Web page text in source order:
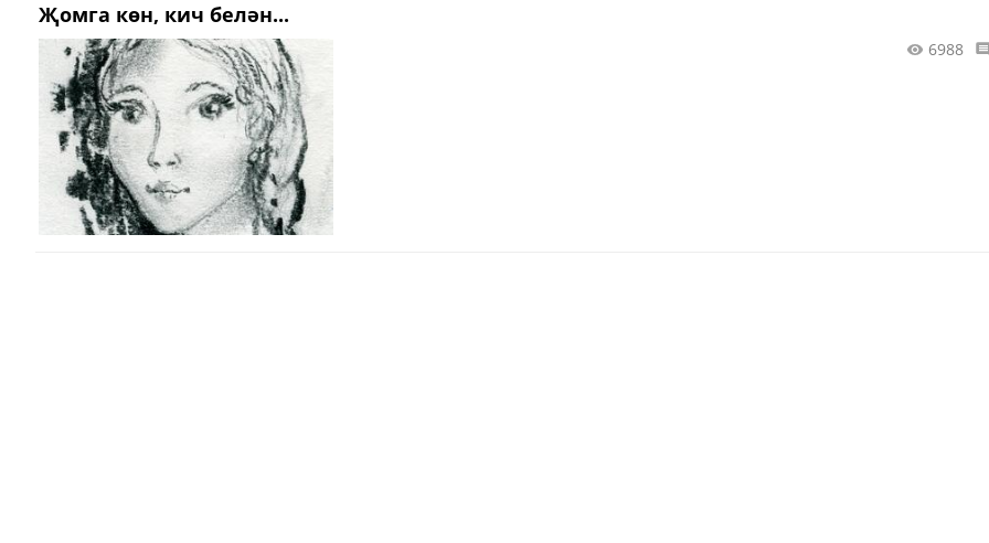
Җомга көн, кич белән...
6988